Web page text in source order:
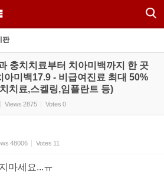
판
충치치료부터 치아미백까지 한 곳
아미백17.9 - 비급여진료 최대 50%
치료,스켈링,임플란트 등)
Views 2875 Votes 0
48006 Votes 11
마세요...ㅠ